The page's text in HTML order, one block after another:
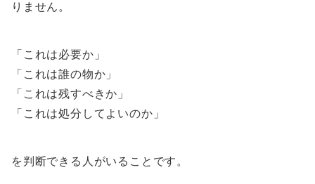
りません。
「これは必要か」
「これは誰の物か」
「これは残すべきか」
「これは処分してよいのか」
を判断できる人がいることです。